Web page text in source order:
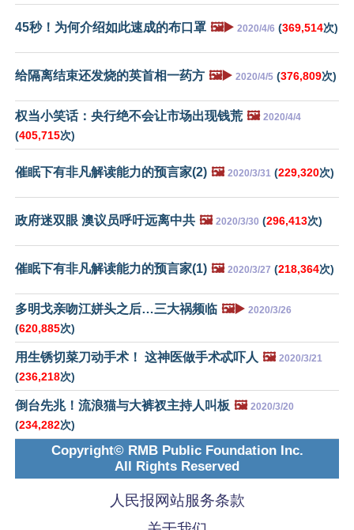
45秒！为何介绍如此速成的布口罩 🖼️▶️ 2020/4/6 (369,514次)
给隔离结束还发烧的英首相一药方 🖼️▶️ 2020/4/5 (376,809次)
权当小笑话：央行绝不会让市场出现钱荒 🖼️ 2020/4/4
(405,715次)
催眠下有非凡解读能力的预言家(2) 🖼️ 2020/3/31 (229,320次)
政府迷双眼 澳议员呼吁远离中共 🖼️ 2020/3/30 (296,413次)
催眠下有非凡解读能力的预言家(1) 🖼️ 2020/3/27 (218,364次)
多明戈亲吻江姘头之后…三大祸频临 🖼️▶️ 2020/3/26
(620,885次)
用生锈切菜刀动手术！ 这神医做手术忒吓人 🖼️ 2020/3/21
(236,218次)
倒台先兆！流浪猫与大裤衩主持人叫板 🖼️ 2020/3/20
(234,282次)
Copyright© RMB Public Foundation Inc.
All Rights Reserved
人民报网站服务条款